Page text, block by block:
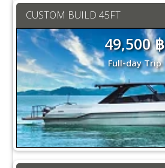
CUSTOM BUILD 45FT
49,500 ฿
Full-day Trip